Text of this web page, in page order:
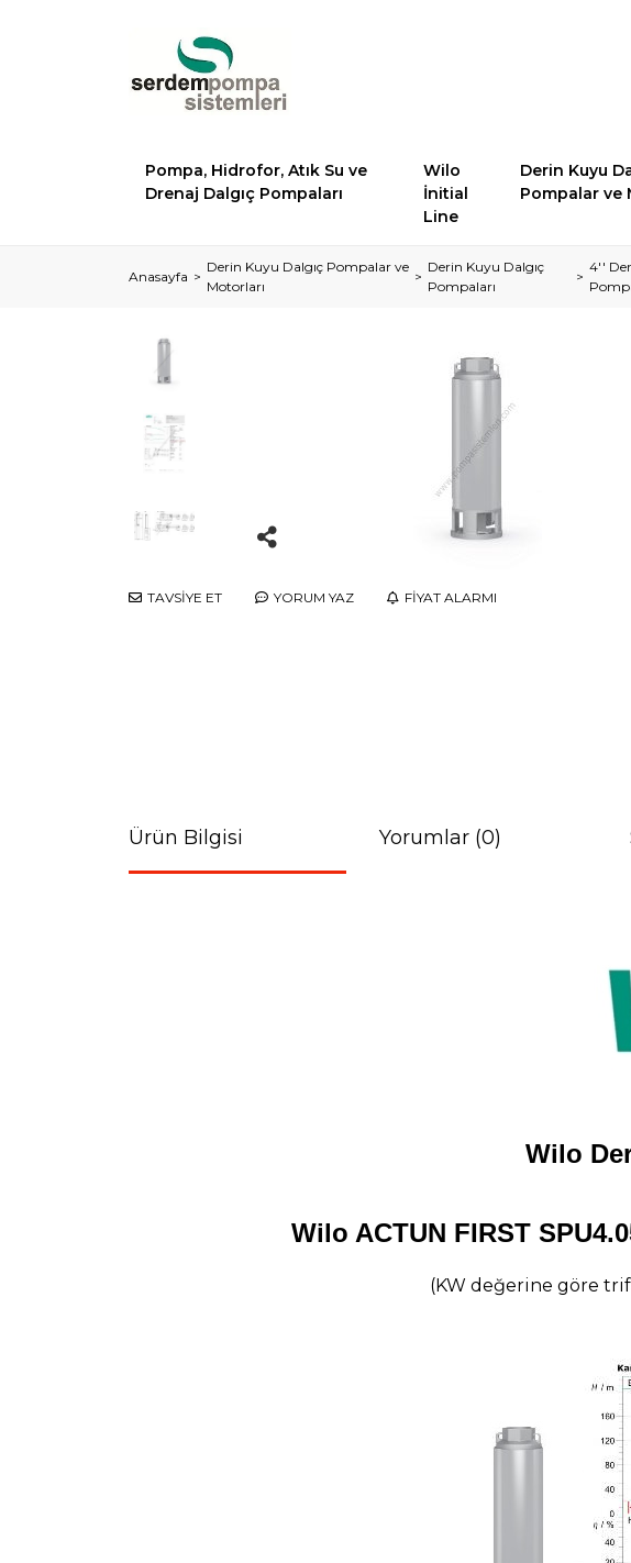
Pompa, Hidrofor, Atık Su ve
Drenaj Dalgıç Pompaları
Wilo
İnitial
Line
Derin Kuyu
Pompalar ve
Anasayfa
Derin Kuyu Dalgıç Pompalar ve
Motorları
Derin Kuyu Dalgıç
Pompaları
4''
TAVSİYE ET YORUM YAZ FİYAT ALARMI
Ürün Bilgisi Yorumlar (0)
Wilo
Wilo ACTUN FIRST
(KW değerine göre